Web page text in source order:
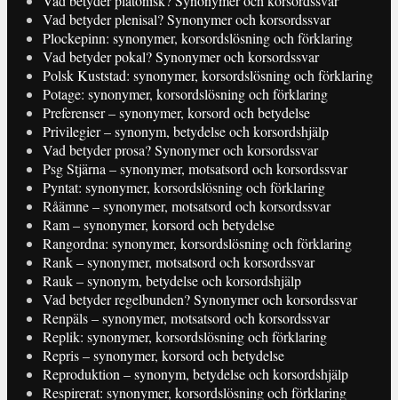
Vad betyder plenisal? Synonymer och korsordssvar
Plockepinn: synonymer, korsordslösning och förklaring
Vad betyder pokal? Synonymer och korsordssvar
Polsk Kuststad: synonymer, korsordslösning och förklaring
Potage: synonymer, korsordslösning och förklaring
Preferenser – synonymer, korsord och betydelse
Privilegier – synonym, betydelse och korsordshjälp
Vad betyder prosa? Synonymer och korsordssvar
Psg Stjärna – synonymer, motsatsord och korsordssvar
Pyntat: synonymer, korsordslösning och förklaring
Råämne – synonymer, motsatsord och korsordssvar
Ram – synonymer, korsord och betydelse
Rangordna: synonymer, korsordslösning och förklaring
Rank – synonymer, motsatsord och korsordssvar
Rauk – synonym, betydelse och korsordshjälp
Vad betyder regelbunden? Synonymer och korsordssvar
Renpäls – synonymer, motsatsord och korsordssvar
Replik: synonymer, korsordslösning och förklaring
Repris – synonymer, korsord och betydelse
Reproduktion – synonym, betydelse och korsordshjälp
Respirerat: synonymer, korsordslösning och förklaring